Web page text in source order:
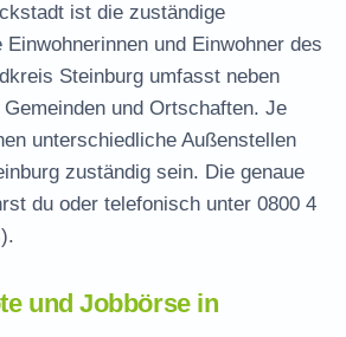
ist die zuständige
und Einwohner des
Steinburg umfasst neben
und Ortschaften. Je
unterschiedliche Außenstellen
zuständig sein. Die genaue
du oder telefonisch unter 0800 4
und Jobbörse in